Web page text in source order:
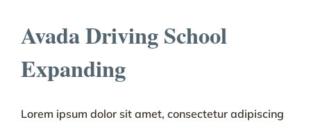
Avada Driving School
Expanding
Lorem ipsum dolor sit amet, consectetur adipiscing